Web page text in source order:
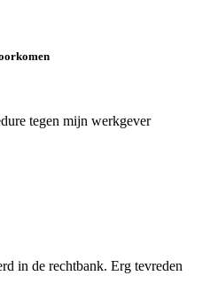
tegen mijn werkgever
in de rechtbank. Erg tevreden